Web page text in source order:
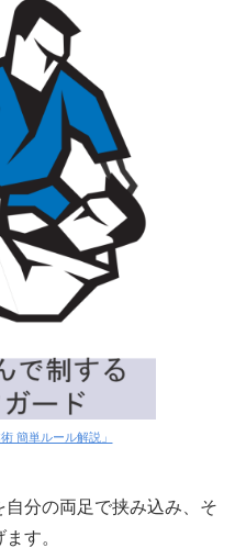
簡単ルール解説」
分の両足で挟み込み、そ
す。